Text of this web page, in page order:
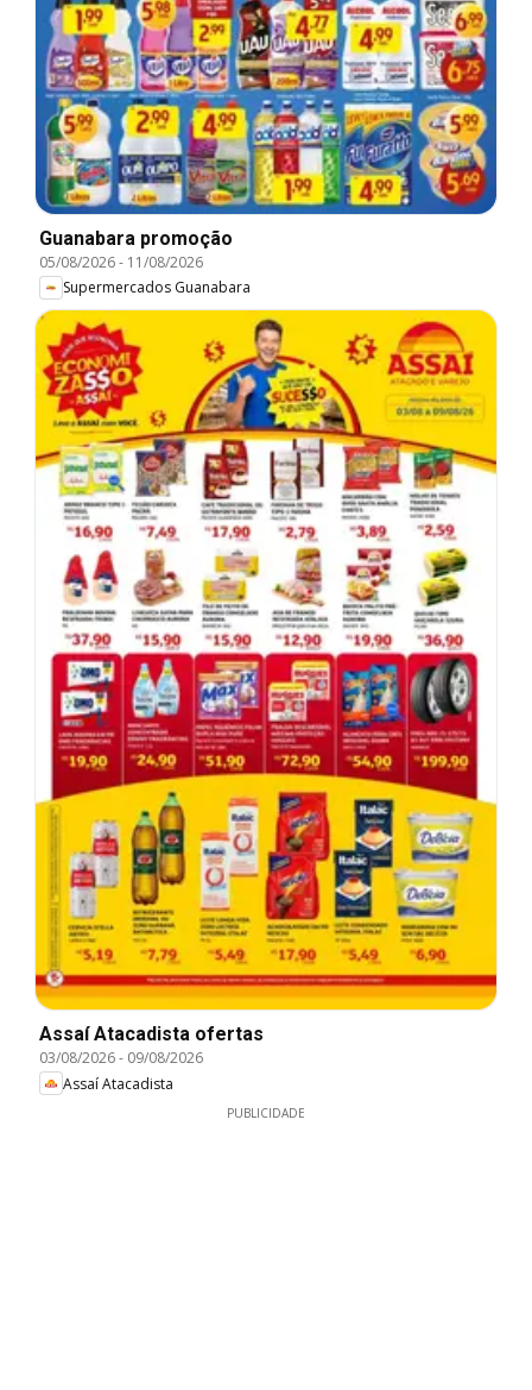
Guanabara promoção
05/08/2026- 11/08/2026
Supermercados Guanabara
Assaí Atacadista ofertas
03/08/2026- 09/08/2026
Assaí Atacadista
PUBLICIDADE